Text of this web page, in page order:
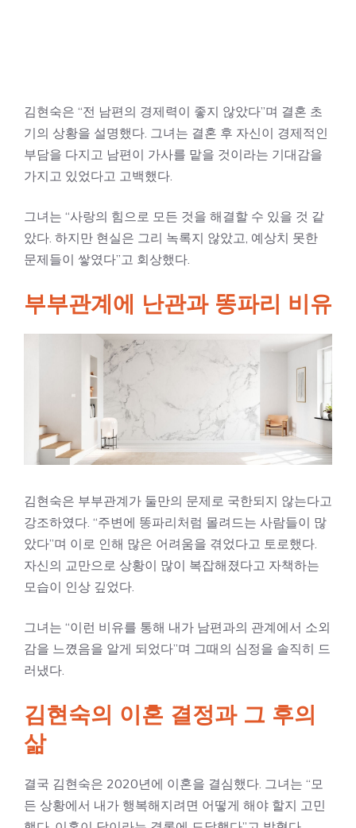
김현숙은 “전 남편의 경제력이 좋지 않았다”며 결혼 초
기의 상황을 설명했다. 그녀는 결혼 후 자신이 경제적인
부담을 다지고 남편이 가사를 맡을 것이라는 기대감을
가지고 있었다고 고백했다.
그녀는 “사랑의 힘으로 모든 것을 해결할 수 있을 것 같
았다. 하지만 현실은 그리 녹록지 않았고, 예상치 못한
문제들이 쌓였다”고 회상했다.
부부관계에 난관과 똥파리 비유
김현숙은 부부관계가 둘만의 문제로 국한되지 않는다고
강조하였다. “주변에 똥파리처럼 몰려드는 사람들이 많
았다”며 이로 인해 많은 어려움을 겪었다고 토로했다.
자신의 교만으로 상황이 많이 복잡해졌다고 자책하는
모습이 인상 깊었다.
그녀는 “이런 비유를 통해 내가 남편과의 관계에서 소외
감을 느꼈음을 알게 되었다”며 그때의 심정을 솔직히 드
러냈다.
김현숙의 이혼 결정과 그 후의
삶
결국 김현숙은 2020년에 이혼을 결심했다. 그녀는 “모
든 상황에서 내가 행복해지려면 어떻게 해야 할지 고민